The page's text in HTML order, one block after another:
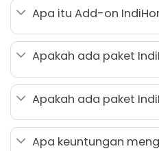
Apa itu Add-on
Apakah ada paket
Apakah ada paket
Apa keuntungan